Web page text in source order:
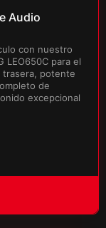
Audio
con nuestro
LEO650C para el
trasera, potente
de
excepcional